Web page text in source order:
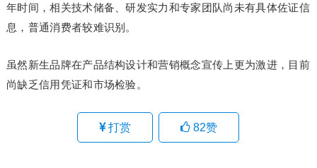
年时间，相关技术储备、研发实力和专家团队尚未有具体佐证信
息，普通消费者较难识别。
虽然新生品牌在产品结构设计和营销概念宣传上更为激进，目前
尚缺乏信用凭证和市场检验。
打赏 82赞